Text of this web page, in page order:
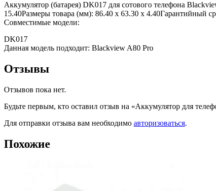
Аккумулятор (батарея) DK017 для сотового телефона
15.40Размеры товара (мм): 86.40 x 63.30 x 4.40Гарантийный
Совместимые модели:
DK017
Данная модель подходит: Blackview A80 Pro
Отзывы
Отзывов пока нет.
Будьте первым, кто оставил отзыв на «Аккумулятор для
Для отправки отзыва вам необходимо авторизоваться.
Похожие